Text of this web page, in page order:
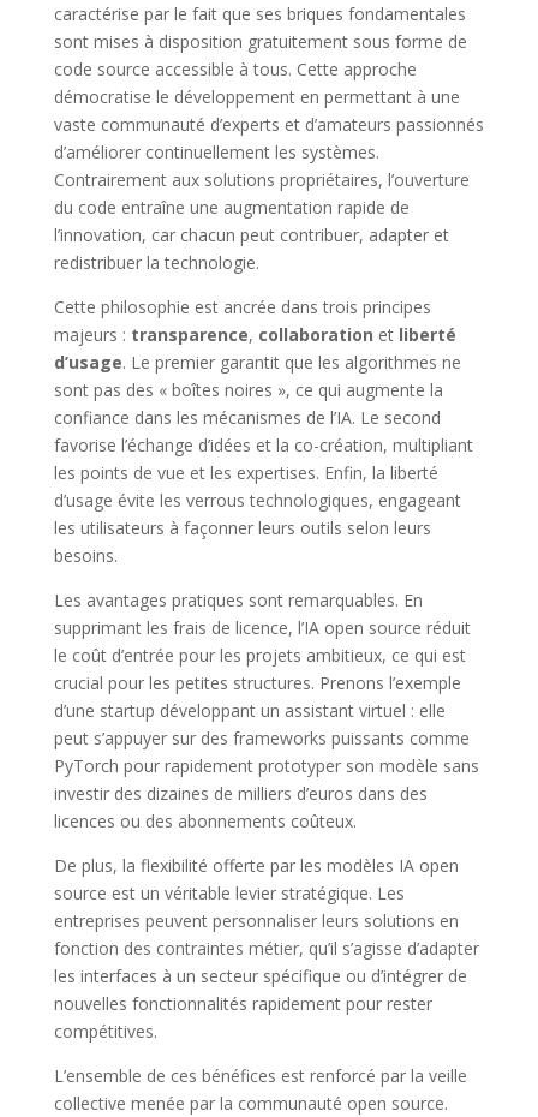
caractérise par le fait que ses briques fondamentales
sont mises à disposition gratuitement sous forme de
code source accessible à tous. Cette approche
démocratise le développement en permettant à une
vaste communauté d’experts et d’amateurs passionnés
d’améliorer continuellement les systèmes.
Contrairement aux solutions propriétaires, l’ouverture
du code entraîne une augmentation rapide de
l’innovation, car chacun peut contribuer, adapter et
redistribuer la technologie.
Cette philosophie est ancrée dans trois principes
majeurs : transparence, collaboration et liberté
d’usage. Le premier garantit que les algorithmes ne
sont pas des « boîtes noires », ce qui augmente la
confiance dans les mécanismes de l’IA. Le second
favorise l’échange d’idées et la co-création, multipliant
les points de vue et les expertises. Enfin, la liberté
d’usage évite les verrous technologiques, engageant
les utilisateurs à façonner leurs outils selon leurs
besoins.
Les avantages pratiques sont remarquables. En
supprimant les frais de licence, l’IA open source réduit
le coût d’entrée pour les projets ambitieux, ce qui est
crucial pour les petites structures. Prenons l’exemple
d’une startup développant un assistant virtuel : elle
peut s’appuyer sur des frameworks puissants comme
PyTorch pour rapidement prototyper son modèle sans
investir des dizaines de milliers d’euros dans des
licences ou des abonnements coûteux.
De plus, la flexibilité offerte par les modèles IA open
source est un véritable levier stratégique. Les
entreprises peuvent personnaliser leurs solutions en
fonction des contraintes métier, qu’il s’agisse d’adapter
les interfaces à un secteur spécifique ou d’intégrer de
nouvelles fonctionnalités rapidement pour rester
compétitives.
L’ensemble de ces bénéfices est renforcé par la veille
collective menée par la communauté open source.